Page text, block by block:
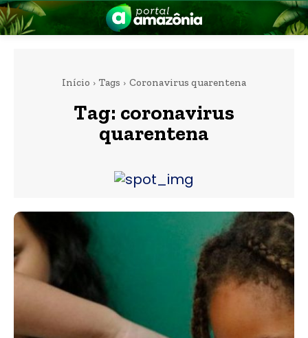
Início Tags Coronavirus quarentena
Tag: coronavirus
quarentena